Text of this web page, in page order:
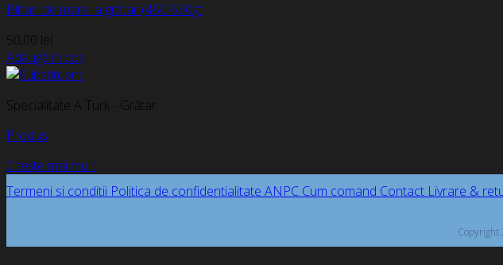
Biban de mare la grătar (450-550g)
50,00 lei
Adaugă în coș
Specialitate A Turk - Grătar
Produs
Citește mai mult
Termeni si conditii Politica de confidentialitate ANPC Cum comand Contact Livrare &